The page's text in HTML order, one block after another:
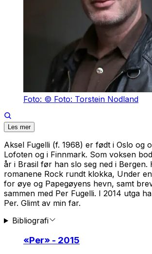
Foto: © Foto: Torstein Nodland
Les mer
Aksel Fugelli (f. 1968) er født i Oslo og
Lofoten og i Finnmark. Som voksen
år i Brasil før han slo seg ned i Bergen.
romanene Rock rundt klokka, Under
for øye og Papegøyens hevn, samt
sammen med Per Fugelli. I 2014 utga
Per. Glimt av min far.
Bibliografi
«Per» - 2015